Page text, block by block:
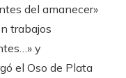
del amanecer»
trabajos
y
el Oso de Plata